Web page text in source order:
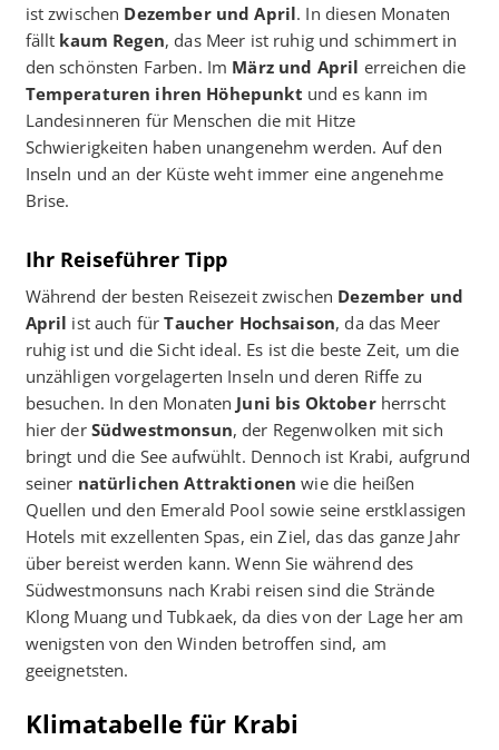
ist zwischen Dezember und April. In diesen Monaten
fällt kaum Regen, das Meer ist ruhig und schimmert in
den schönsten Farben. Im März und April erreichen die
Temperaturen ihren Höhepunkt und es kann im
Landesinneren für Menschen die mit Hitze
Schwierigkeiten haben unangenehm werden. Auf den
Inseln und an der Küste weht immer eine angenehme
Brise.
Ihr Reiseführer Tipp
Während der besten Reisezeit zwischen Dezember und
April ist auch fürTaucher Hochsaison, da das Meer
ruhig ist und die Sicht ideal. Es ist die beste Zeit, um die
unzähligen vorgelagerten Inseln und deren Riffe zu
besuchen. In den Monaten Juni bis Oktoberherrscht
hier der Südwestmonsun, der Regenwolken mit sich
bringt und die See aufwühlt. Dennoch ist Krabi, aufgrund
seiner natürlichen Attraktionen wie die heißen
Quellen und den Emerald Pool sowie seine erstklassigen
Hotels mit exzellenten Spas, ein Ziel, das das ganze Jahr
über bereist werden kann. Wenn Sie während des
Südwestmonsuns nach Krabi reisen sind die Strände
Klong Muang und Tubkaek, da dies von der Lage her am
wenigsten von den Winden betroffen sind, am
geeignetsten.
Klimatabelle für Krabi